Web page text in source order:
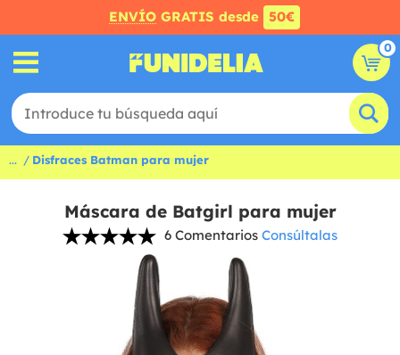
ENVÍO GRATIS desde 50€
0
... Disfraces Batman para mujer
Máscara de Batgirl para mujer
6 Comentarios Consúltalas